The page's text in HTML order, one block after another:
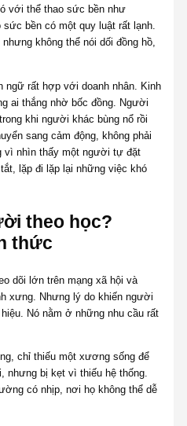
với thể thao sức bền như
sức bền có một quy luật rất lạnh.
không thể nói dối đồng hồ,
ngữ rất hợp với doanh nhân. Kinh
ai thắng nhờ bốc đồng. Người
khi người khác bùng nổ rồi
sang cảm động, không phải
vì nhìn thấy một người tự đặt
lặp đi lặp lại những việc khó
theo học?
thức
dõi lớn trên mạng xã hội và
xưng. Nhưng lý do khiến người
Nó nằm ở những nhu cầu rất
chỉ thiếu một xương sống để
nhưng bị kẹt vì thiếu hệ thống.
có nhịp, nơi họ không thể dễ